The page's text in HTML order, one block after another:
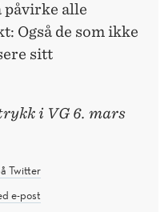
påvirke alle
Også de som ikke
sitt
i VG 6. mars
Twitter
e-post